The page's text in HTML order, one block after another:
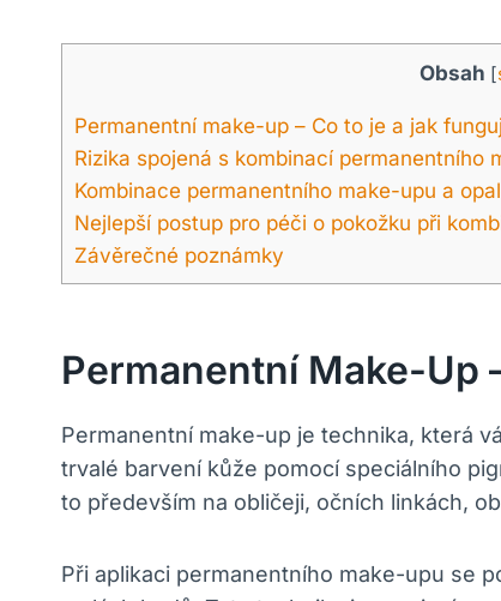
Obsah [
Permanentní make-up – Co to je a jak
Rizika spojená s kombinací permanentního
Kombinace permanentního make-upu a
Nejlepší postup pro péči o pokožku při
Závěrečné poznámky
Permanentní Make-Up
Permanentní make-up je technika, která
trvalé barvení kůže pomocí speciálního
to především na obličeji, očních linkách,
Při aplikaci permanentního make-upu se